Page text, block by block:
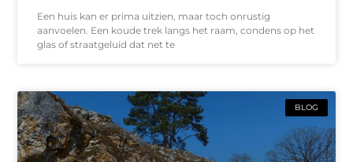
Een huis kan er prima uitzien, maar toch onrustig
aanvoelen. Een koude trek langs het raam, condens op het
glas of straatgeluid dat net te
BLOG